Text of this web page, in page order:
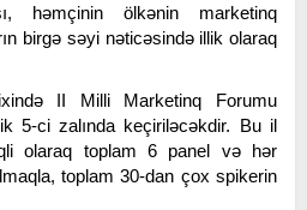
həmçinin ölkənin marketinq
birgə səyi nəticəsində illik olaraq
II Milli Marketinq Forumu
5-ci zalında keçiriləcəkdir. Bu il
olaraq toplam 6 panel və hər
toplam 30-dan çox spikerin